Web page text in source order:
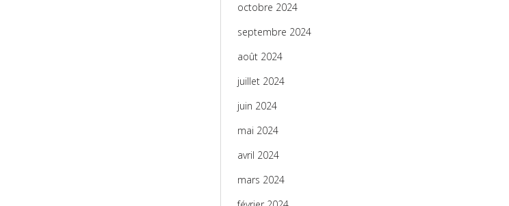
octobre 2024
septembre 2024
août 2024
juillet 2024
juin 2024
mai 2024
avril 2024
mars 2024